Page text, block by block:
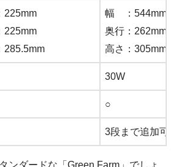
225mm
285.5mm
幅 ：544mm
奥行：262mm
高さ：305mm
30W
○
3段まで追加可
ンダードな「Green Farm」でしょ